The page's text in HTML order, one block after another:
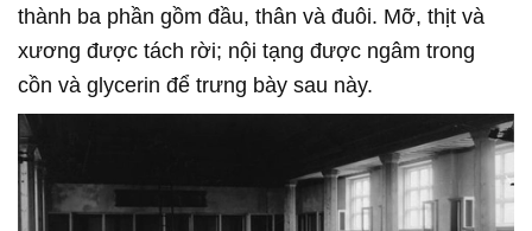
thành ba phần gồm đầu, thân và đuôi. Mỡ, thịt và
xương được tách rời; nội tạng được ngâm trong
cồn và glycerin để trưng bày sau này.